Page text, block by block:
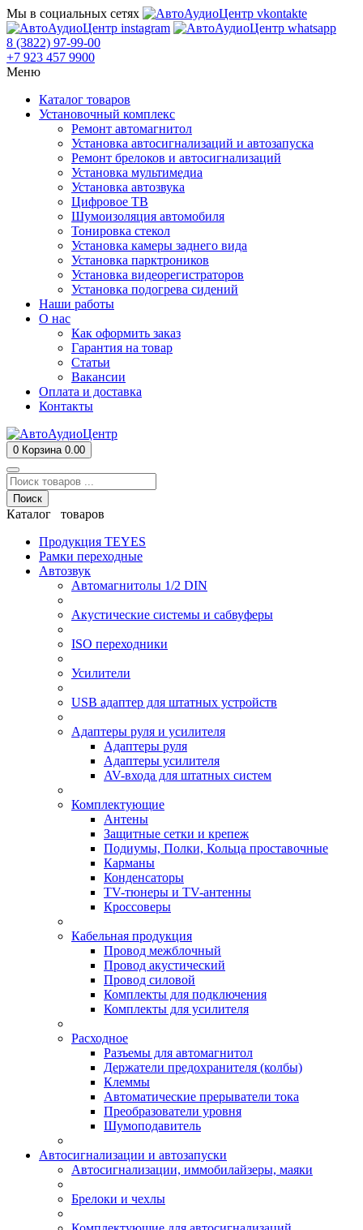
Мы в социальных сетях
8 (3822) 97-99-00
+7 923 457 9900
Меню
Каталог товаров
Установочный комплекс
Ремонт автомагнитол
Установка автосигнализаций и автозапуска
Ремонт брелоков и автосигнализаций
Установка мультимедиа
Установка автозвука
Цифровое ТВ
Шумоизоляция автомобиля
Тонировка стекол
Установка камеры заднего вида
Установка парктроников
Установка видеорегистраторов
Установка подогрева сидений
Наши работы
О нас
Как оформить заказ
Гарантия на товар
Статьи
Вакансии
Оплата и доставка
Контакты
0 Корзина 0.00
Поиск
Каталог товаров
Продукция TEYES
Рамки переходные
Автозвук
Автомагнитолы 1/2 DIN
Акустические системы и сабвуферы
ISO переходники
Усилители
USB адаптер для штатных устройств
Адаптеры руля и усилителя
Адаптеры руля
Адаптеры усилителя
AV-входа для штатных систем
Комплектующие
Антены
Защитные сетки и крепеж
Подиумы, Полки, Кольца проставочные
Карманы
Конденсаторы
TV-тюнеры и TV-антенны
Кроссоверы
Кабельная продукция
Провод межблочный
Провод акустический
Провод силовой
Комплекты для подключения
Комплекты для усилителя
Расходное
Разъемы для автомагнитол
Держатели предохранителя (колбы)
Клеммы
Автоматические прерыватели тока
Преобразователи уровня
Шумоподавитель
Автосигнализации и автозапуски
Автосигнализации, иммобилайзеры, маяки
Брелоки и чехлы